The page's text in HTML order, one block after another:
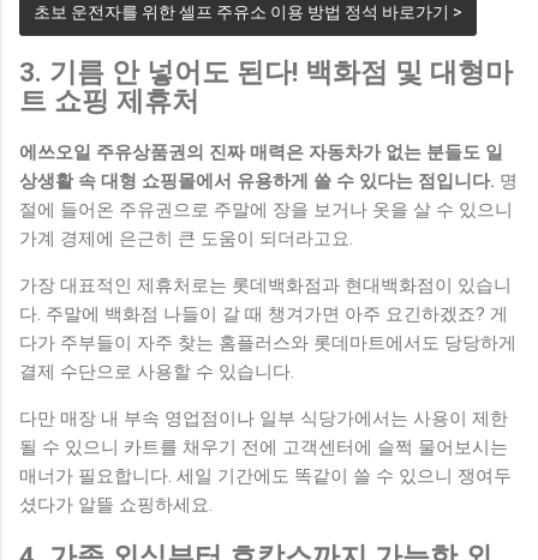
초보 운전자를 위한 셀프 주유소 이용 방법 정석 바로가기 >
3. 기름 안 넣어도 된다! 백화점 및 대형마
트 쇼핑 제휴처
에쓰오일 주유상품권의 진짜 매력은 자동차가 없는 분들도 일
상생활 속 대형 쇼핑몰에서 유용하게 쓸 수 있다는 점입니다. 명
절에 들어온 주유권으로 주말에 장을 보거나 옷을 살 수 있으니
가계 경제에 은근히 큰 도움이 되더라고요.
가장 대표적인 제휴처로는 롯데백화점과 현대백화점이 있습니
다. 주말에 백화점 나들이 갈 때 챙겨가면 아주 요긴하겠죠? 게
다가 주부들이 자주 찾는 홈플러스와 롯데마트에서도 당당하게
결제 수단으로 사용할 수 있습니다.
다만 매장 내 부속 영업점이나 일부 식당가에서는 사용이 제한
될 수 있으니 카트를 채우기 전에 고객센터에 슬쩍 물어보시는
매너가 필요합니다. 세일 기간에도 똑같이 쓸 수 있으니 쟁여두
셨다가 알뜰 쇼핑하세요.